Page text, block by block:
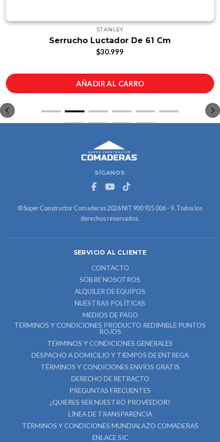
STANLEY
Serrucho Luctador De 61 Cm
$30.999
AÑADIR AL CARRO
SÍGANOS
© Super Constructor Comaderas 2026 NIT 900 925 006 - 9. Todos los
derechos reservados.
SERVICIO AL CLIENTE
CONTACTO
SOBRE NOSOTROS
ALQUILER DE EQUIPOS
NUESTRAS POLÍTICAS
MEDIOS DE PAGO
TÉRMINOS Y CONDICIONES PRODUCTO REDIMIBLE PUNTOS
ROJOS
TÉRMINOS Y CONDICIONES GENERALES
DESPACHO A DOMICILIO Y TIEMPOS DE ENTREGA
TÉRMINOS Y CONDICIONES ENVÍOS GRATIS
DERECHO DE RETRACTO
PREGUNTAS FRECUENTES
¿QUIERES SER NUESTRO PROVEEDOR?
LÍNEA DE TRANSPARENCIA
TÉRMINOS Y CONDICIONES MUNDIALAZO COMADERAS
ENLACE SIC